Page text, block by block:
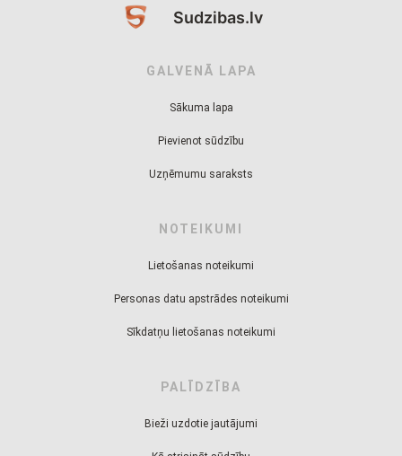
Sudzibas.lv
GALVENĀ LAPA
Sākuma lapa
Pievienot sūdzību
Uzņēmumu saraksts
NOTEIKUMI
Lietošanas noteikumi
Personas datu apstrādes noteikumi
Sīkdatņu lietošanas noteikumi
PALĪDZĪBA
Bieži uzdotie jautājumi